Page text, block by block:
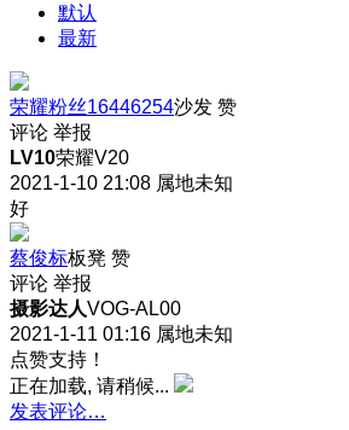
默认
最新
荣耀粉丝16446254沙发 赞
评论 举报
LV10荣耀V20
2021-1-10 21:08 属地未知
好
蔡俊标板凳 赞
评论 举报
摄影达人VOG-AL00
2021-1-11 01:16 属地未知
点赞支持！
正在加载, 请稍候...
发表评论…